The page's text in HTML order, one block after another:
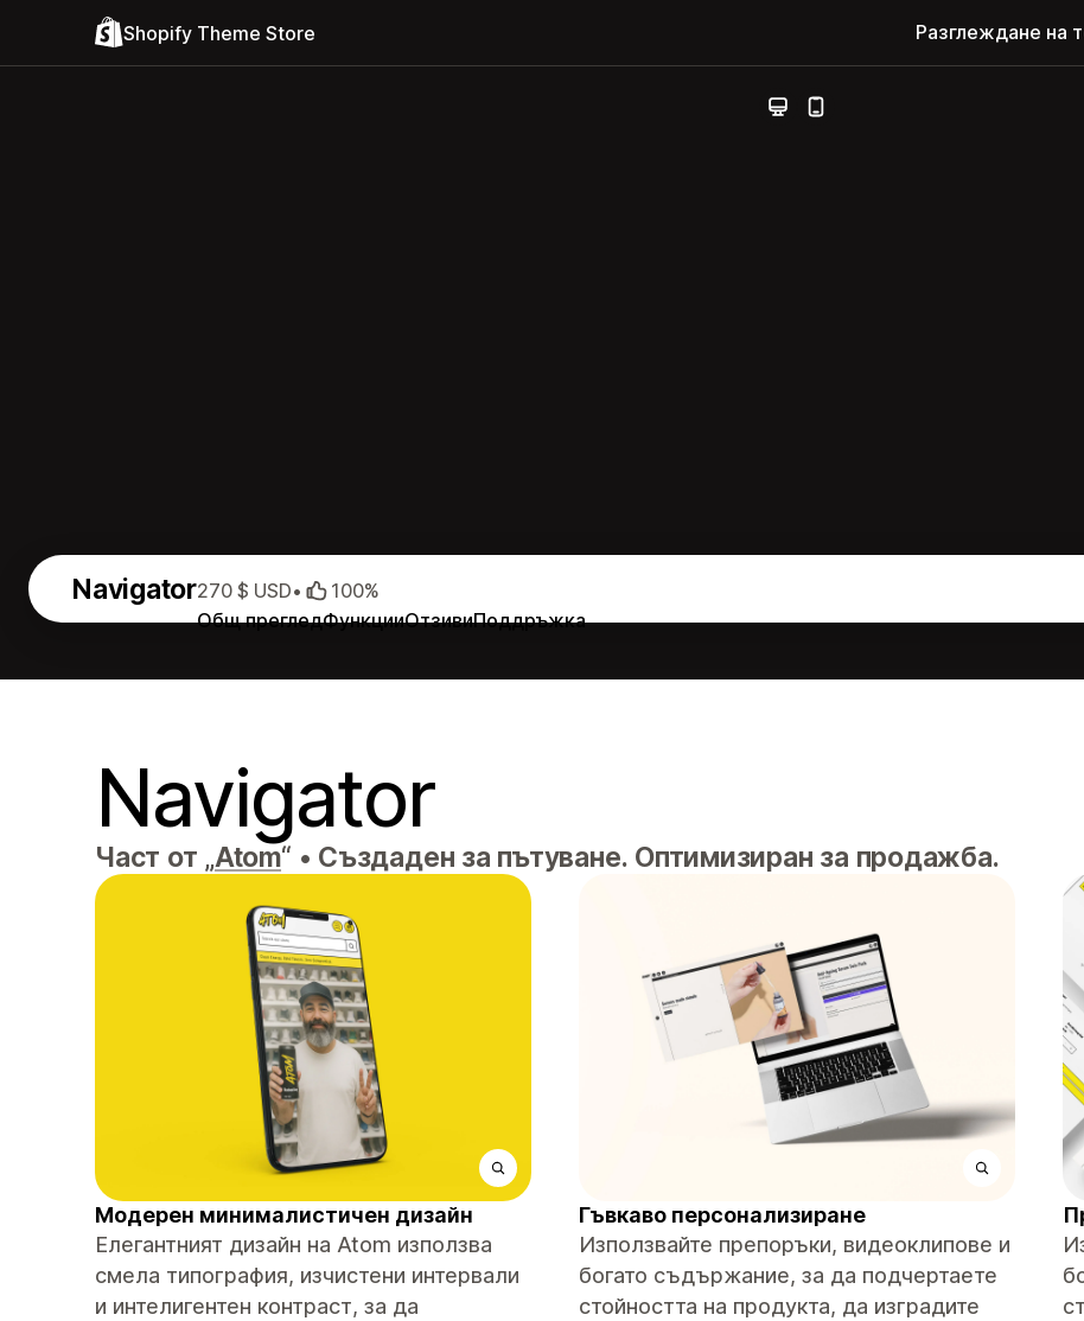
Shopify Theme Store Разглеждане на
Navigator
Общ прегледФункцииОтзивиПоддръжка
270 $ USD• 100%
Navigator
Част от „Atom“ • Създаден за пътуване. Оптимизиран за продажба.
Модерен минималистичен дизайн
Елегантният дизайн на Atom използва
смела типография, изчистени интервали
и интелигентен контраст, за да
Гъвкаво персонализиране
Използвайте препоръки, видеоклипове и
богато съдържание, за да подчертаете
стойността на продукта, да изградите